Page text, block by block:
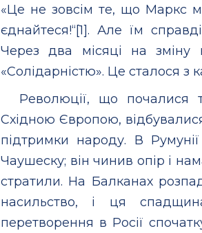
«Це не зовсім те, що Маркс
єднайтеся!“[1]. Але їм
Через два місяці на
«Солідарністю». Це сталося
Революції, що
Східною Європою,
підтримки народу. В
Чаушеску; він чинив опір і
стратили. На Балканах
насильство, і ця
перетворення в Росії